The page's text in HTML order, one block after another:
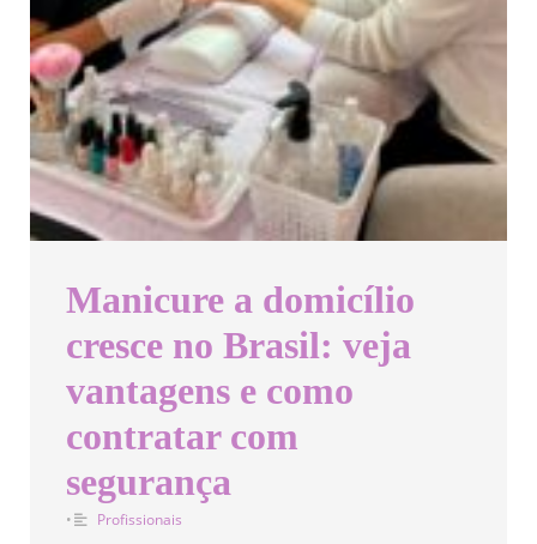
Manicure a domicílio
cresce no Brasil: veja
vantagens e como
contratar com
segurança
• Profissionais